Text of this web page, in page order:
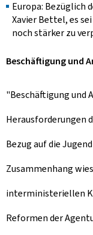
Europa: Bezüglich
Xavier Bettel, es
noch stärker zu
Beschäftigung und
"Beschäftigung und
Herausforderungen
Bezug auf die
Zusammenhang
interministeriellen
Reformen der